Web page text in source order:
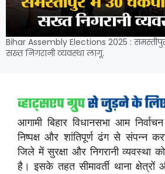
Bihar Assembly Elections 2025 :
सख्त निगरानी व्यवस्था लागू.
आगामी बिहार विधानसभा आम
निष्पक्ष और शांतिपूर्ण ढंग से संपन्न
जिले में सुरक्षा और निगरानी व्यवस्था
है। इसके तहत सीमावर्ती थाना